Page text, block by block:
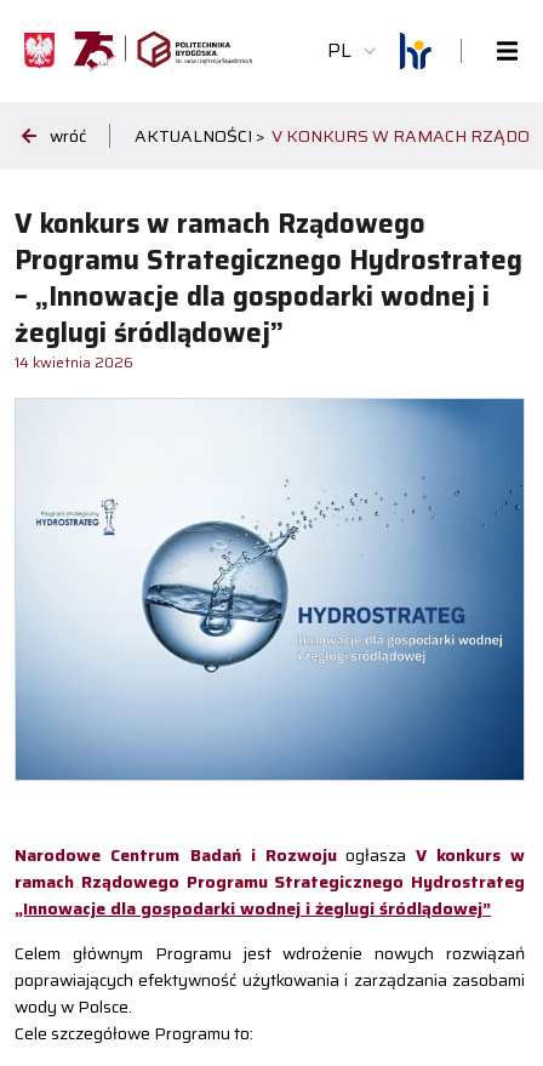
PL
wróć AKTUALNOŚCI > V KONKURS W RAMACH
V konkurs w ramach Rządowego
Programu Strategicznego Hydrostrateg
– „Innowacje dla gospodarki wodnej i
żeglugi śródlądowej”
14 kwietnia 2026
Narodowe Centrum Badań i Rozwoju ogłasza V konkurs w
ramach Rządowego Programu Strategicznego Hydrostrateg
„Innowacje dla gospodarki wodnej i żeglugi śródlądowej”
Celem głównym Programu jest wdrożenie nowych rozwiązań
poprawiających efektywność użytkowania i zarządzania zasobami
wody w Polsce.
Cele szczegółowe Programu to: